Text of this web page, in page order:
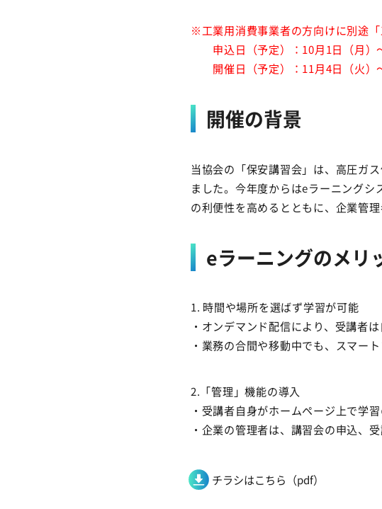
※工業用消費事業者の方向けに別途
申込日（予定）：10月1日（月）
開催日（予定）：11月4日（火）
開催の背景
当協会の「保安講習会」は、高圧ガ
ました。今年度からはeラーニング
の利便性を高めるとともに、企業管
eラーニングのメリ
1. 時間や場所を選ばず学習が可能
・オンデマンド配信により、受講者
・業務の合間や移動中でも、スマー
2.「管理」機能の導入
・受講者自身がホームページ上で学
・企業の管理者は、講習会の申込、
チラシはこちら（pdf）